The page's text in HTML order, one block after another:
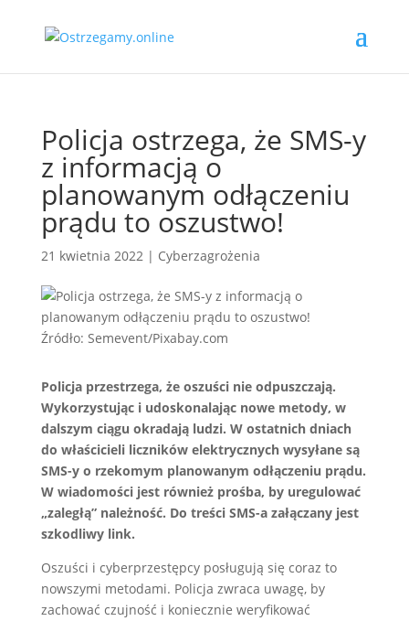
Policja ostrzega, że SMS-y
z informacją o
planowanym odłączeniu
prądu to oszustwo!
21 kwietnia 2022| Cyberzagrożenia
Źródło: Semevent/Pixabay.com
Policja przestrzega, że oszuści nie odpuszczają.
Wykorzystując i udoskonalając nowe metody, w
dalszym ciągu okradają ludzi. W ostatnich dniach
do właścicieli liczników elektrycznych wysyłane są
SMS-y o rzekomym planowanym odłączeniu prądu.
W wiadomości jest również prośba, by uregulować
„zaległą” należność. Do treści SMS-a załączany jest
szkodliwy link.
Oszuści i cyberprzestępcy posługują się coraz to
nowszymi metodami. Policja zwraca uwagę, by
zachować czujność i koniecznie weryfikować